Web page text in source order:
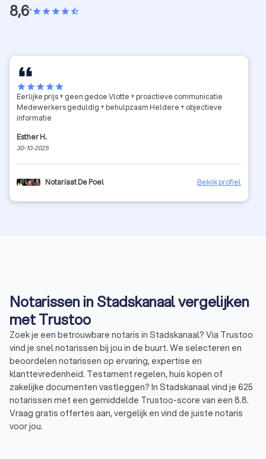
8,6•starstarstarstarstar_half
starstarstarstarstar
Eerlijke prijs + geen gedoe Vlotte + proactieve communicatie
Medewerkers geduldig + behulpzaam Heldere + objectieve
informatie
Esther H.
30-10-2025
Notariaat De Poel Bekijk profiel
Notarissen in Stadskanaal vergelijken
met Trustoo
Zoek je een betrouwbare notaris in Stadskanaal? Via Trustoo
vind je snel notarissen bij jou in de buurt. We selecteren en
beoordelen notarissen op ervaring, expertise en
klanttevredenheid. Testament regelen, huis kopen of
zakelijke documenten vastleggen? In Stadskanaal vind je 625
notarissen met een gemiddelde Trustoo-score van een 8.8.
Vraag gratis offertes aan, vergelijk en vind de juiste notaris
voor jou.